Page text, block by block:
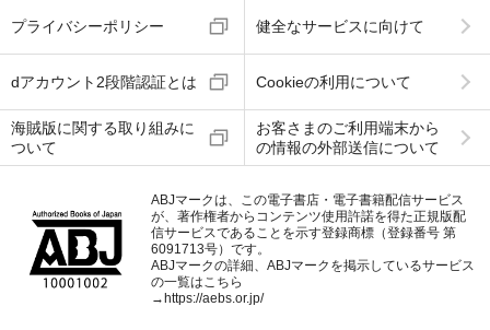
プライバシーポリシー 健全なサービスに向けて
dアカウント2段階認証とは Cookieの利用について
海賊版に関する取り組みに
ついて
お客さまのご利用端末から
の情報の外部送信について
ABJマークは、この電子書店・電子書籍配信サービス
が、著作権者からコンテンツ使用許諾を得た正規版配
信サービスであることを示す登録商標（登録番号 第
6091713号）です。
ABJマークの詳細、ABJマークを掲示しているサービス
の一覧はこちら
→https://aebs.or.jp/